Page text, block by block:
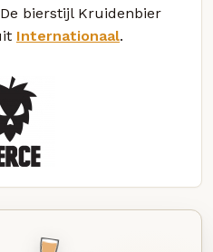
bierstijl Kruidenbier
Internationaal.